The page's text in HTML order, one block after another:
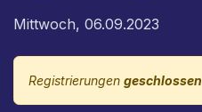
Mittwoch, 06.09.2023
Registrierungen geschlossen